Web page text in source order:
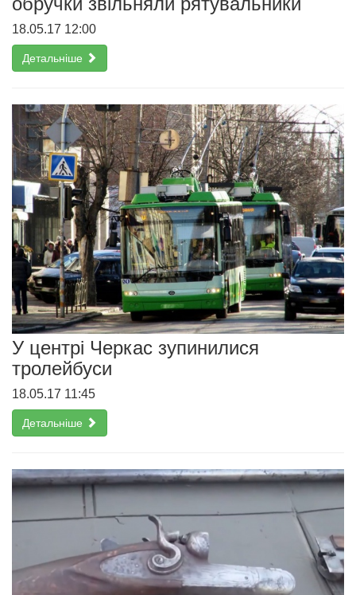
18.05.17 12:00
Детальніше
У центрі Черкас зупинилися
тролейбуси
18.05.17 11:45
Детальніше